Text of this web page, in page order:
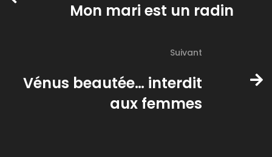
Mon mari est un radin
Suivant
Vénus beautée… interdit
aux femmes